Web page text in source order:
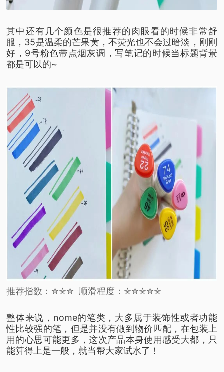
其中还有几个颜色是很推荐的肉眼看的时候非常舒
服， 35是温柔的芒果黄，不荧光也不会过暗淡，刚刚
好， 9号粉色带点烟灰调，写笔记的时候当标题背景
都是可以的~
推荐指数：✮✮✮ 顺滑程度：✮✮✮✮✮
整体来说，nome的笔类， 大多属于装饰性或者功能
性比较强的笔， 但是并没有做到物价匹配， 在包装上
用的心思可能更多，这次产品本身使用感受大都， 只
能算得上是一般， 就当帮大家试水了！